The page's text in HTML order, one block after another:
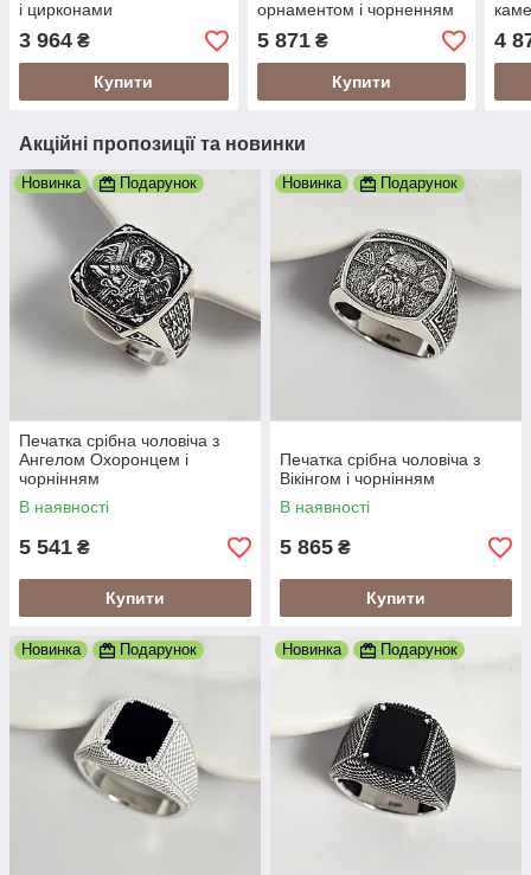
і цирконами
3 964 ₴
Купити
орнаментом і чорненням
5 871₴
Купити
4
Акційні пропозиції та новинки
Новинка Подарунок
Печатка срібна чоловіча з
Ангелом Охоронцем і
чорнінням
В наявності
5 541 ₴
Купити
Новинка Подарунок
Печатка срібна чоловіча з
Вікінгом і чорнінням
В наявності
5 865 ₴
Купити
Новинка Подарунок Новинка Подарунок